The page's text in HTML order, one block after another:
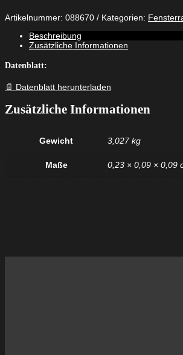
Artikelnummer: 088670 Kategorien:
Beschreibung
Zusätzliche Informationen
Datenblatt:
📄 Datenblatt herunterladen
Zusätzliche Informationen
Gewicht 3,027 kg
Maße 0,23 × 0,09 × 0,09